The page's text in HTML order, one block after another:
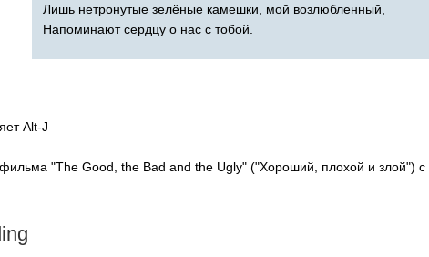
Лишь нетронутые зелёные камешки, мой возлюбленный,
Напоминают сердцу о нас с тобой.
Alt-J
"The Good the Bad and the Ugly" ("Хороший, плохой и злой") с